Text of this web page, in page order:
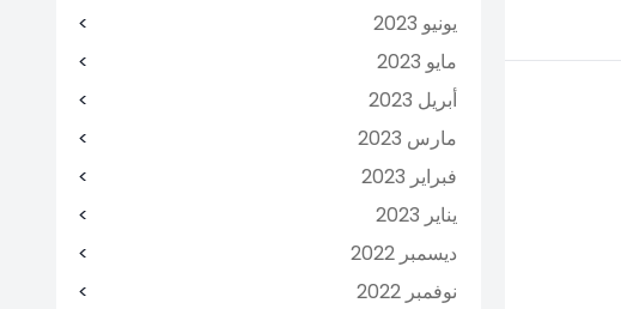
يونيو 2023
مايو 2023
أبريل 2023
مارس 2023
فبراير 2023
يناير 2023
ديسمبر 2022
نوفمبر 2022